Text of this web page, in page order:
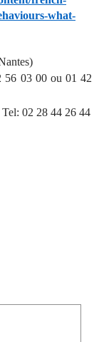
what-
56 03 00 ou 01 42
02 28 44 26 44